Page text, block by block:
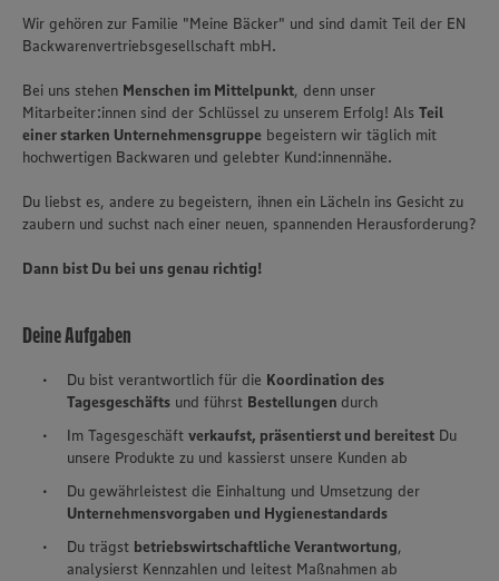
Wir gehören zur Familie "Meine Bäcker" und sind damit Teil der EN
Backwarenvertriebsgesellschaft mbH.
Bei uns stehen Menschen im Mittelpunkt, denn unser
Mitarbeiter:innen sind der Schlüssel zu unserem Erfolg! Als Teil
einer starken Unternehmensgruppe begeistern wir täglich mit
hochwertigen Backwaren und gelebter Kund:innennähe.
Du liebst es, andere zu begeistern, ihnen ein Lächeln ins Gesicht zu
zaubern und suchst nach einer neuen, spannenden Herausforderung?
Dann bist Du bei uns genau richtig!
Deine Aufgaben
Du bist verantwortlich für die Koordination des
Tagesgeschäfts und führst Bestellungen durch
Im Tagesgeschäft verkaufst, präsentierst und bereitest Du
unsere Produkte zu und kassierst unsere Kunden ab
Du gewährleistest die Einhaltung und Umsetzung der
Unternehmensvorgaben und Hygienestandards
Du trägst betriebswirtschaftliche Verantwortung,
analysierst Kennzahlen und leitest Maßnahmen ab